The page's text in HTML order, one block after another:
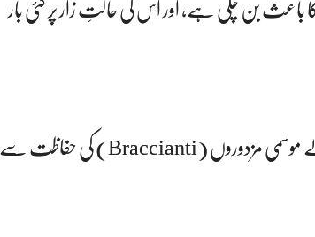
بن چکی ہے، اور اس کی حالتِ زار پر کئی بار
🇮🇹 یہ افسوسناک واقعہ اٹلی میں زرعی شعبے میں کام کرنے والے موسمی مزدوروں (Braccianti) کی حفاظت سے